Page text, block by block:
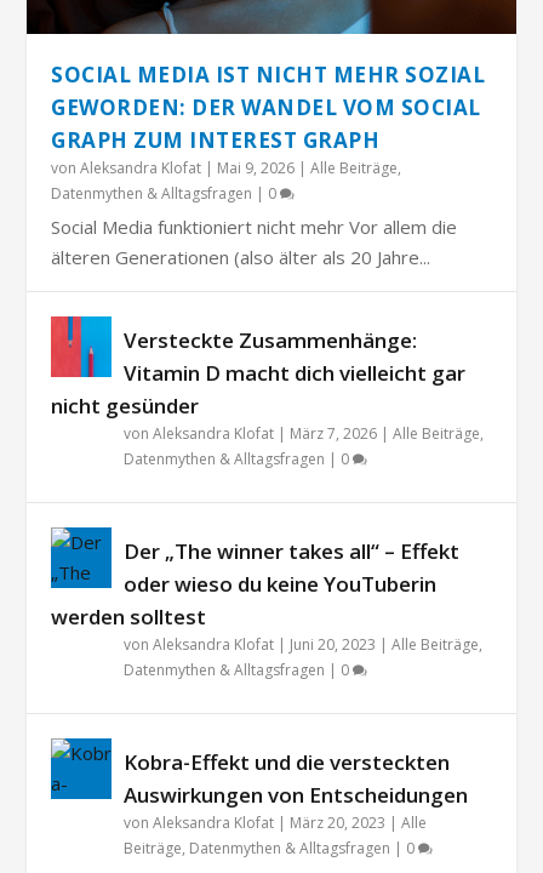
SOCIAL MEDIA IST NICHT MEHR SOZIAL
GEWORDEN: DER WANDEL VOM SOCIAL
GRAPH ZUM INTEREST GRAPH
vonAleksandra Klofat | Mai 9, 2026 |Alle Beiträge,
Datenmythen & Alltagsfragen | 0
Social Media funktioniert nicht mehr Vor allem die
älteren Generationen (also älter als 20 Jahre...
Versteckte Zusammenhänge:
Vitamin D macht dich vielleicht gar
nicht gesünder
vonAleksandra Klofat | März 7, 2026 |Alle Beiträge,
Datenmythen & Alltagsfragen | 0
Der „The winner takes all“ – Effekt
oder wieso du keine YouTuberin
werden solltest
vonAleksandra Klofat | Juni 20, 2023 |Alle Beiträge,
Datenmythen & Alltagsfragen | 0
Kobra-Effekt und die versteckten
Auswirkungen von Entscheidungen
vonAleksandra Klofat | März 20, 2023 |Alle
Beiträge, Datenmythen & Alltagsfragen | 0